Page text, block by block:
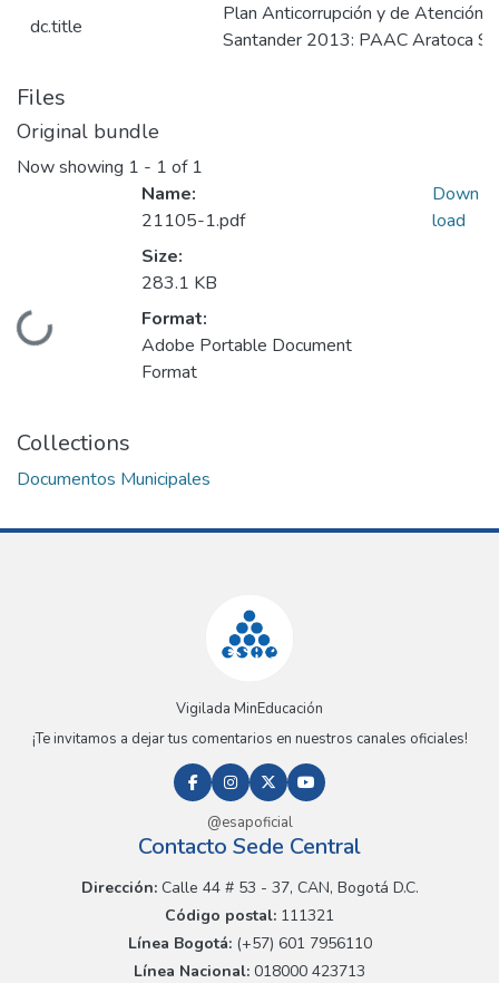
dc.title
Plan Anticorrupción y de Atención
Santander 2013: PAAC Aratoca
Files
Original bundle
Now showing 1 - 1 of 1
Loading...
Name:
21105-1.pdf
Size:
283.1 KB
Format:
Adobe Portable Document
Format
Down
load
Collections
Documentos Municipales
Vigilada MinEducación
¡Te invitamos a dejar tus comentarios en nuestros canales oficiales!
@esapoficial
Contacto Sede Central
Dirección:Calle 44 # 53 - 37, CAN, Bogotá D.C.
Código postal: 111321
Línea Bogotá:(+57) 601 7956110
Línea Nacional: 018000 423713